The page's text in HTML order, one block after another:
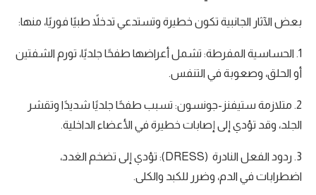
بعض الآثار الجانبية تكون خطيرة وتستدعي تدخلاً طبيًا فوريًا، منها:
1. الحساسية المفرطة: تشمل أعراضها طفحًا جلديًا، تورم الشفتين
أو الحلق، وصعوبة في التنفس.
2. متلازمة ستيفنز-جونسون: تسبب طفحًا جلديًا شديدًا وتقشر
الجلد، وقد تؤدي إلى إصابات خطيرة في الأعضاء الداخلية.
3. ردود الفعل النادرة (DRESS): تؤدي إلى تضخم الغدد،
اضطرابات في الدم، وضرر للكبد والكلى.